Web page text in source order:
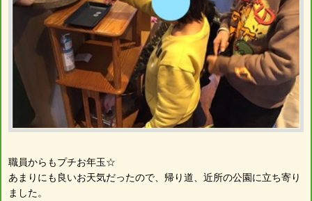
職員からもプチお年玉☆
あまりにも良いお天気だったので、帰り道、近所の公園に立ち寄り
ました。